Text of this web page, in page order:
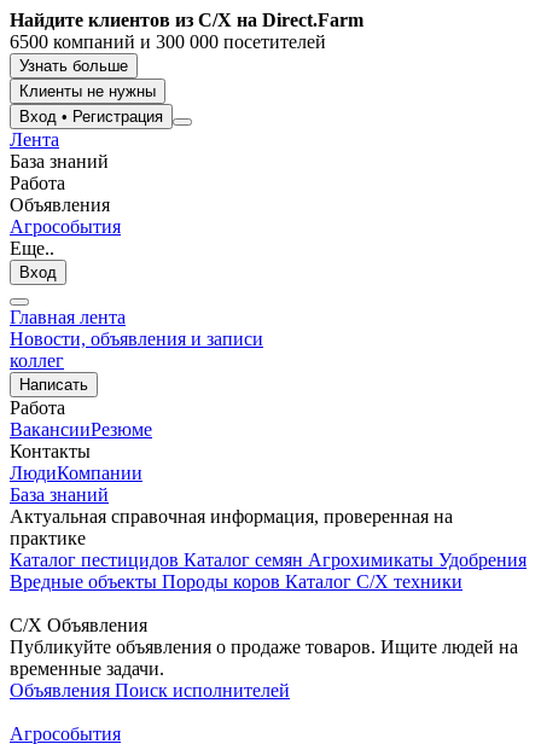
Найдите клиентов из С/Х на Direct.Farm
6500 компаний и 300 000 посетителей
Узнать больше
Клиенты не нужны
Вход • Регистрация
Лента
База знаний
Работа
Объявления
Агрособытия
Еще..
Вход
Главная лента
Новости, объявления и записи
коллег
Написать
Работа
ВакансииРезюме
Контакты
ЛюдиКомпании
База знаний
Актуальная справочная информация, проверенная на
практике
Каталог пестицидов Каталог семян Агрохимикаты Удобрения
Вредные объекты Породы коров Каталог С/Х техники
С/Х Объявления
Публикуйте объявления о продаже товаров. Ищите людей на
временные задачи.
Объявления Поиск исполнителей
Агрособытия